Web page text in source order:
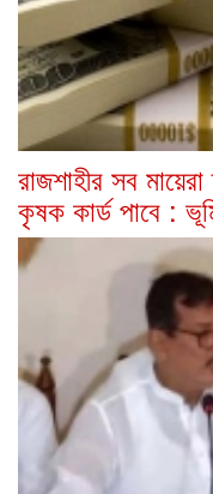
রাজশাহীর সব
কৃষক কার্ড পাবে :